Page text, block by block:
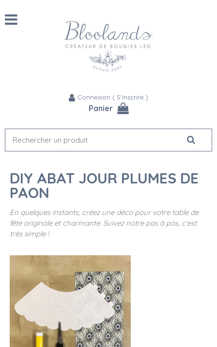
Connexion ( S'inscrire )
Panier
DIY ABAT JOUR PLUMES DE
PAON
En quelques instants, créez une déco pour votre table de
fête originale et charmante. Suivez notre pas à pas, c'est
très simple !